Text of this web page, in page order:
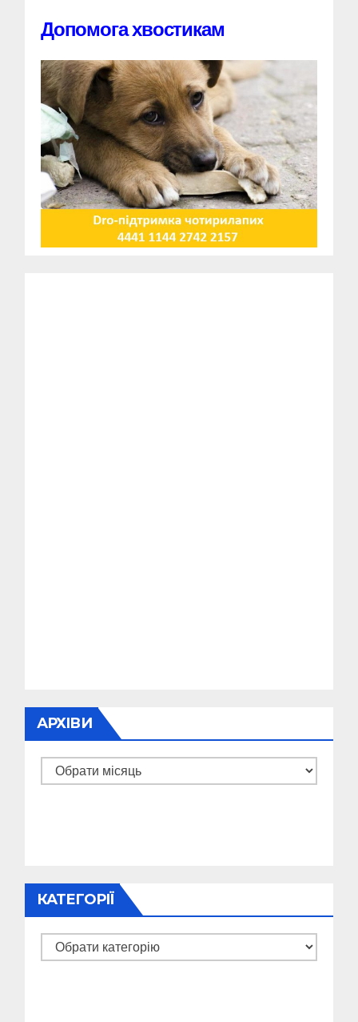
Допомога хвостикам
АРХІВИ
Архіви
КАТЕГОРІЇ
Категорії